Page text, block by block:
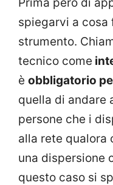
spiegarvi a cosa
strumento.
tecnico come
è obbligatorio
quella di andare
persone che i
alla rete qualora
una dispersione
questo caso si